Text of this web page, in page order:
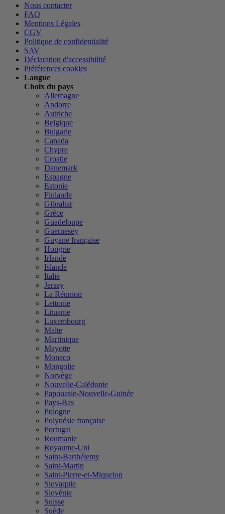
Nous contacter
FAQ
Mentions Légales
CGV
Politique de confidentialité
SAV
Déclaration d'accessibilité
Préférences cookies
Langue
Choix du pays
Allemagne
Andorre
Autriche
Belgique
Bulgarie
Canada
Chypre
Croatie
Danemark
Espagne
Estonie
Finlande
Gibraltar
Grèce
Guadeloupe
Guernesey
Guyane française
Hongrie
Irlande
Islande
Italie
Jersey
La Réunion
Lettonie
Lituanie
Luxembourg
Malte
Martinique
Mayotte
Monaco
Mongolie
Norvège
Nouvelle-Calédonie
Papouasie-Nouvelle-Guinée
Pays-Bas
Pologne
Polynésie française
Portugal
Roumanie
Royaume-Uni
Saint-Barthélemy
Saint-Martin
Saint-Pierre-et-Miquelon
Slovaquie
Slovénie
Suisse
Suède